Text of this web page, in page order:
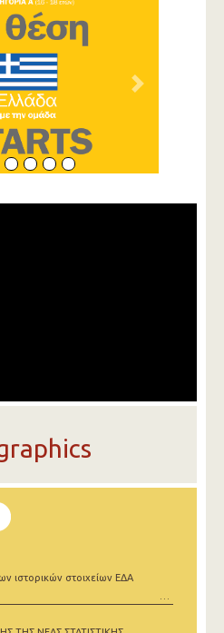
Next
ιστορικών στοιχείων ΕΔΑ